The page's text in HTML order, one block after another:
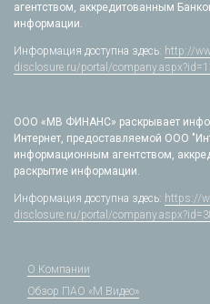
агентством, аккредитованным
информации.
Информация доступна здесь: http://
disclosure.ru/portal/
ООО «МВ ФИНАНС» раскрывает
Интернет, предоставляемой ООО
информационным агентством,
раскрытие информации.
Информация доступна здесь: https://
disclosure.ru/portal/
О Компании
Обзор ПАО «М.Видео»